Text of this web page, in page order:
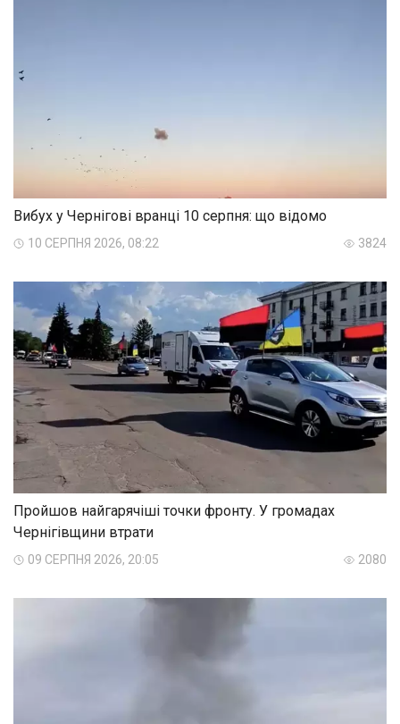
Вибух у Чернігові вранці 10 серпня: що відомо
10 СЕРПНЯ 2026, 08:22 3824
Пройшов найгарячіші точки фронту. У громадах
Чернігівщини втрати
09 СЕРПНЯ 2026, 20:05 2080